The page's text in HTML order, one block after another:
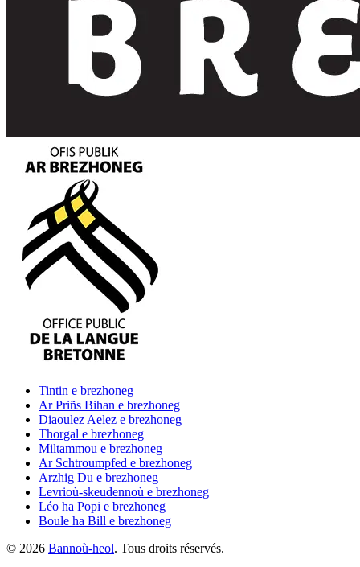
Tintin e brezhoneg
Ar Priñs Bihan e brezhoneg
Diaoulez Aelez e brezhoneg
Thorgal e brezhoneg
Miltammou e brezhoneg
Ar Schtroumpfed e brezhoneg
Arzhig Du e brezhoneg
Levrioù-skeudennoù e brezhoneg
Léo ha Popi e brezhoneg
Boule ha Bill e brezhoneg
© 2026 Bannoù-heol. Tous droits réservés.